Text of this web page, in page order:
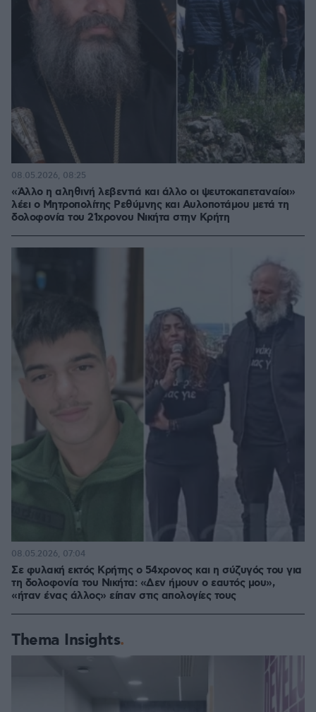
«Άλλο η αληθινή λεβεντιά και άλλο οι ψευτοκαπεταναίοι»
λέει ο Μητροπολίτης Ρεθύμνης και Αυλοποτάμου μετά τη
δολοφονία του 21χρονου Νικήτα στην Κρήτη
08.05.2026, 08:25
Σε φυλακή εκτός Κρήτης ο 54χρονος και η σύζυγός του για
τη δολοφονία του Νικήτα: «Δεν ήμουν ο εαυτός μου»,
«ήταν ένας άλλος» είπαν στις απολογίες τους
08.05.2026, 07:04
Thema Insights